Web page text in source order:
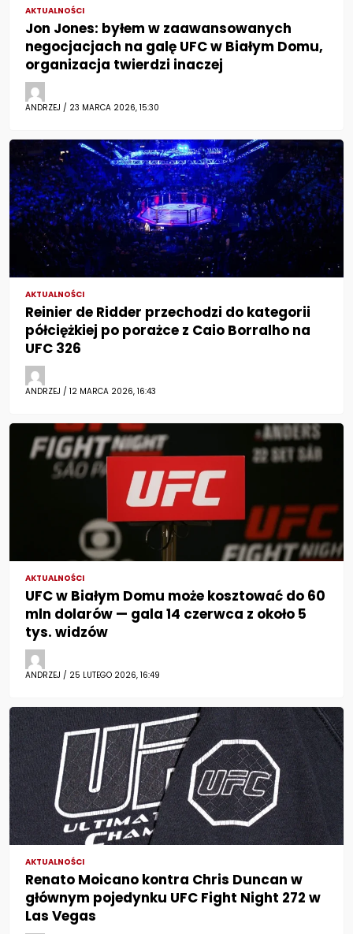
AKTUALNOŚCI
Jon Jones: byłem w zaawansowanych
negocjacjach na galę UFC w Białym Domu,
organizacja twierdzi inaczej
ANDRZEJ / 23 MARCA 2026, 15:30
AKTUALNOŚCI
Reinier de Ridder przechodzi do kategorii
półciężkiej po porażce z Caio Borralho na
UFC 326
ANDRZEJ / 12 MARCA 2026, 16:43
AKTUALNOŚCI
UFC w Białym Domu może kosztować do 60
mln dolarów — gala 14 czerwca z około 5
tys. widzów
ANDRZEJ / 25 LUTEGO 2026, 16:49
AKTUALNOŚCI
Renato Moicano kontra Chris Duncan w
głównym pojedynku UFC Fight Night 272 w
Las Vegas